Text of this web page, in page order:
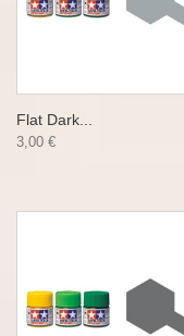
Flat Dark...
3,00 €